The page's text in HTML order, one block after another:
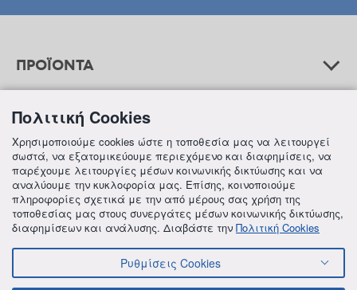
ΠΡΟΪΟΝΤΑ
ΒΟΗΘΕΙΑ
ΠΛΗΡΟΦΟΡΙΕΣ
© 2018 FREZYDERM A.B.Ε.E. ALL RIGHTS RESERVED
Πολιτική Cookies
Χρησιμοποιούμε cookies ώστε η τοποθεσία μας να λειτουργεί
σωστά, να εξατομικεύουμε περιεχόμενο και διαφημίσεις, να
παρέχουμε λειτουργίες μέσων κοινωνικής δικτύωσης και να
αναλύουμε την κυκλοφορία μας. Επίσης, κοινοποιούμε
πληροφορίες σχετικά με την από μέρους σας χρήση της
τοποθεσίας μας στους συνεργάτες μέσων κοινωνικής δικτύωσης,
διαφημίσεων και ανάλυσης. Διαβάστε την Πολιτική Cookies
Ρυθμίσεις Cookies